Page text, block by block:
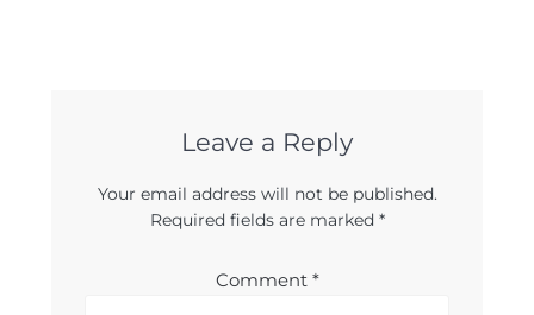
Leave a Reply
Your email address will not be published.
Required fields are marked *
Comment *